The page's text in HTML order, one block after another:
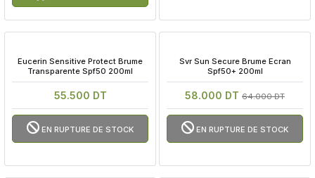
Eucerin Sensitive Protect Brume
Transparente Spf50 200ml
55.500 DT
EN RUPTURE DE STOCK
Svr Sun Secure Brume Ecran
Spf50+ 200ml
58.000 DT 64.000 DT
EN RUPTURE DE STOCK